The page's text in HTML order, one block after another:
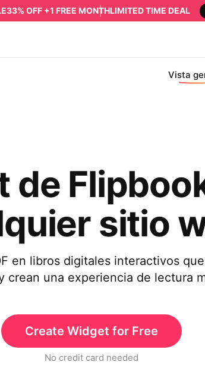
33% OFF +1 FREE MONTHLIMITED TIME DEAL
Vista
de
sitio
en libros digitales interactivos
crean una experiencia de lectura
Create Widget for Free
No credit card needed